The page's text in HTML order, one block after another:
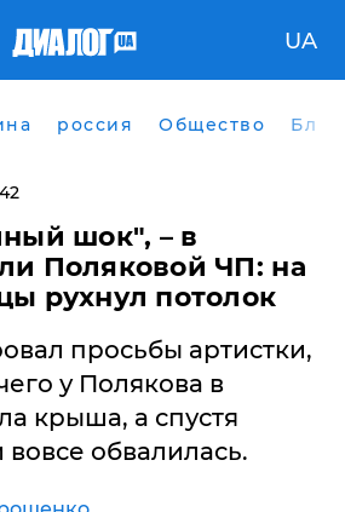
UA
россия Общество
шок", – в
Поляковой ЧП: на
рухнул потолок
просьбы артистки,
у Полякова в
крыша, а спустя
обвалилась.